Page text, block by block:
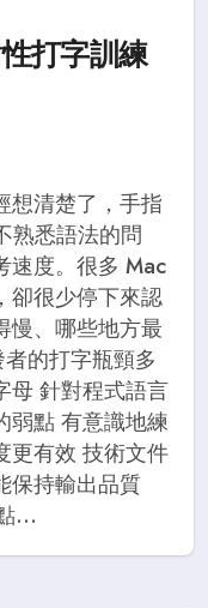
打字訓練
熟悉語法的問
速度。很多 Mac
卻很少停下來認
慢、哪些地方最
的打字瓶頸多
母 針對程式語言
弱點 有意識地練
更有效 技術文件
保持輸出品質
...